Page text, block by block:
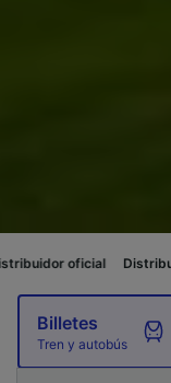
Distribuidor oficial
Billetes
Tren y autobús